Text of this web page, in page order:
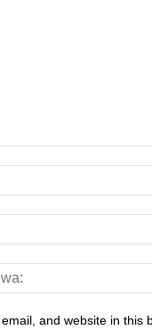
and website in this